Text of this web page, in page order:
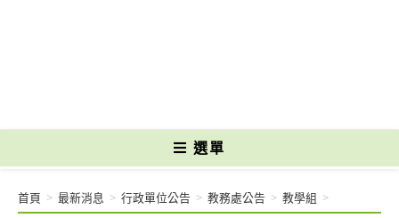
選單
首頁 > 最新消息 > 行政單位公告 > 教務處公告 > 教學組 >